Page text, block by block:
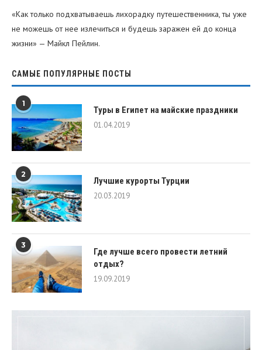
«Как только подхватываешь лихорадку путешественника, ты уже
не можешь от нее излечиться и будешь заражен ей до конца
жизни» — Майкл Пейлин.
САМЫЕ ПОПУЛЯРНЫЕ ПОСТЫ
1
Туры в Египет на майские праздники
01.04.2019
2
Лучшие курорты Турции
20.03.2019
3
Где лучше всего провести летний
отдых?
19.09.2019